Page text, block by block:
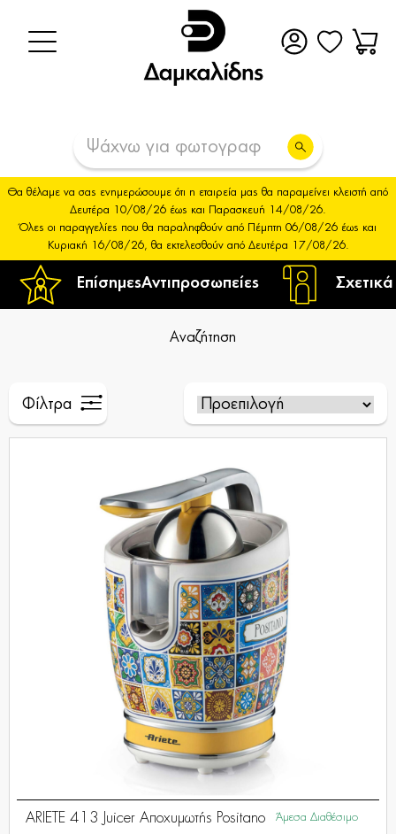
ΕπίσημεςΑντιπροσωπείες
Θα θέλαμε να σας ενημερώσουμε ότι η εταιρεία μας θα παραμείνει κλειστή από
Δευτέρα 10/08/26 έως και Παρασκευή 14/08/26.
Όλες οι παραγγελίες που θα παραληφθούν από Πέμπτη 06/08/26 έως και
Κυριακή 16/08/26, θα εκτελεσθούν από Δευτέρα 17/08/26.
Αναζήτηση
Φίλτρα
ARIETE 413 Juicer Αποχυμωτής Positano Άμεσα Διαθέσιμο